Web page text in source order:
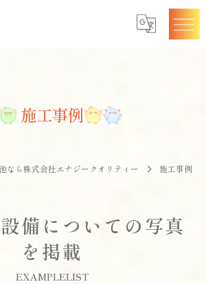
施工事例
なら株式会社エナジークオリティー 施工事例
備についての写真
を掲載
EXAMPLELIST